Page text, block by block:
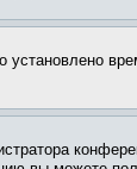
установлено